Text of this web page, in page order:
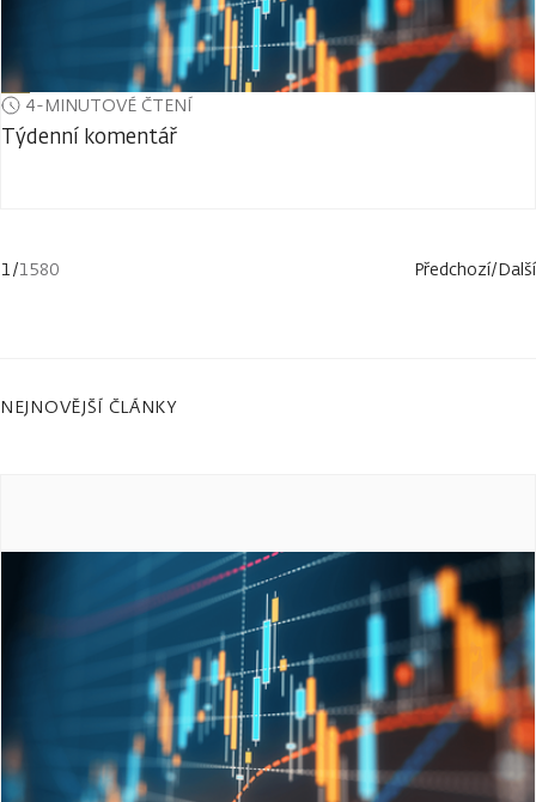
4-MINUTOVÉ ČTENÍ
Týdenní komentář
1/1580 Předchozí/Další
NEJNOVĚJŠÍ ČLÁNKY